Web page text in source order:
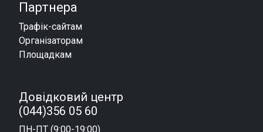
Партнера
Трафік-сайтам
Організаторам
Площадкам
Довідковий центр
(044)356 05 60
ПН-ПТ (9:00-19:00)